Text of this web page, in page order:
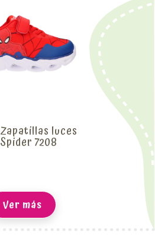
Zapatillas luces
Spider 7208
Ver más